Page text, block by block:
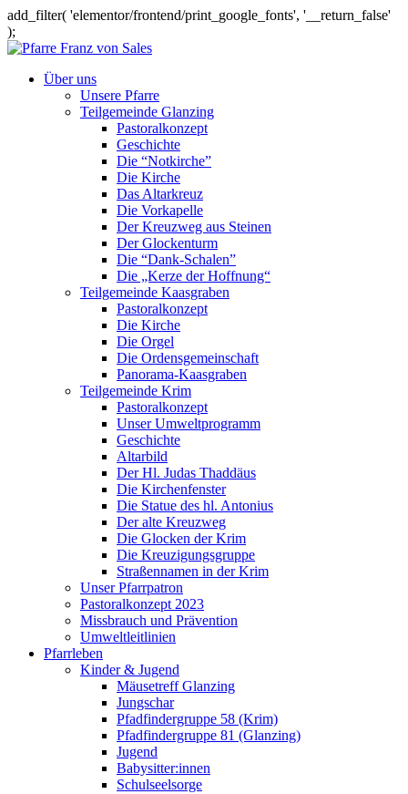
add_filter( 'elementor/frontend/print_google_fonts', '__return_false'
);
Über uns
Unsere Pfarre
Teilgemeinde Glanzing
Pastoralkonzept
Geschichte
Die “Notkirche”
Die Kirche
Das Altarkreuz
Die Vorkapelle
Der Kreuzweg aus Steinen
Der Glockenturm
Die “Dank-Schalen”
Die „Kerze der Hoffnung“
Teilgemeinde Kaasgraben
Pastoralkonzept
Die Kirche
Die Orgel
Die Ordensgemeinschaft
Panorama-Kaasgraben
Teilgemeinde Krim
Pastoralkonzept
Unser Umweltprogramm
Geschichte
Altarbild
Der Hl. Judas Thaddäus
Die Kirchenfenster
Die Statue des hl. Antonius
Der alte Kreuzweg
Die Glocken der Krim
Die Kreuzigungsgruppe
Straßennamen in der Krim
Unser Pfarrpatron
Pastoralkonzept 2023
Missbrauch und Prävention
Umweltleitlinien
Pfarrleben
Kinder & Jugend
Mäusetreff Glanzing
Jungschar
Pfadfindergruppe 58 (Krim)
Pfadfindergruppe 81 (Glanzing)
Jugend
Babysitter:innen
Schulseelsorge